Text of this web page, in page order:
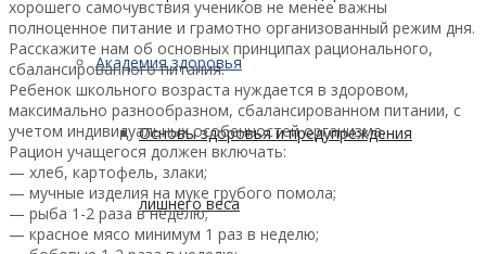
Академия здоровья
Основы здоровья и предупреждения
лишнего веса
хорошего самочувствия учеников не менее важны
полноценное питание и грамотно организованный режим дня.
Расскажите нам об основных принципах рационального,
сбалансированного питания.
Ребенок школьного возраста нуждается в здоровом,
максимально разнообразном, сбалансированном питании, с
учетом индивидуальных особенностей организма.
Рацион учащегося должен включать:
— хлеб, картофель, злаки;
— мучные изделия на муке грубого помола;
— рыба 1-2 раза в неделю;
— красное мясо минимум 1 раз в неделю;